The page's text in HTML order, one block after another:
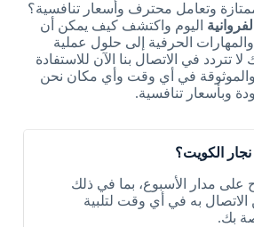
وتعامل محترف وأسعار تنافسية؟
اليوم واكتشف كيف يمكن أن
الحرفية إلى حلول عملية
تتردد في الاتصال بنا الآن للاستفادة
والموثوقة في أي وقت وأي مكان نحن
وبأسعار تنافسية.
الكويت؟
على مدار الأسبوع، بما في ذلك
الاتصال به في أي وقت لتلبية
بك.